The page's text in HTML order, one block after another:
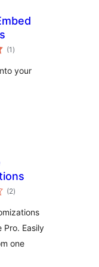
(1 total
de
)
your
(2total
de
)
Pro. Easily
one